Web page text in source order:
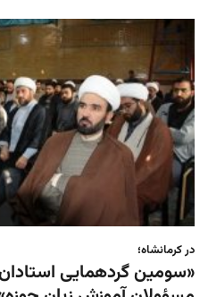
در کرمانشاه؛
«سومین گردهمایی